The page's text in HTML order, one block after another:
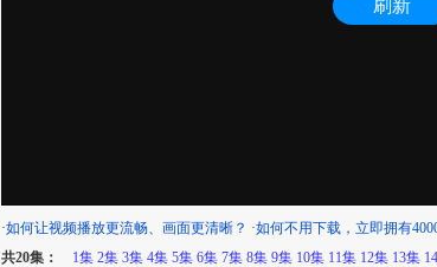
·如何让视频播放更流畅、画面更清晰？ ·如何不用下载，立即拥有
共20集：
1集 2集 3集 4集 5集 6集 7集 8集 9集 10集 11集 12集 13集